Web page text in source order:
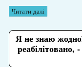
Читати далі
Я не знаю